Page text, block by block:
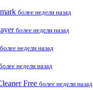
более недели назад
более недели назад
более недели назад
недели назад
Free более недели назад